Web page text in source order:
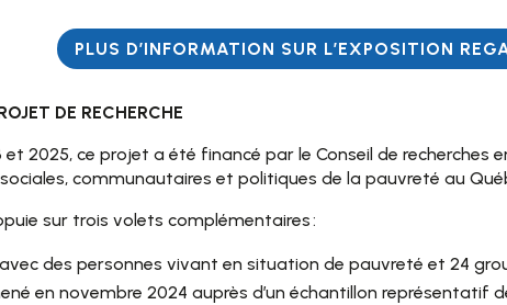
PLUS D’INFORMATION SUR L’EXPOSITION
DE RECHERCHE
2025, ce projet a été financé par le Conseil de recherches
communautaires et politiques de la pauvreté au
sur trois volets complémentaires :
des personnes vivant en situation de pauvreté et 24
en novembre 2024 auprès d’un échantillon représentatif